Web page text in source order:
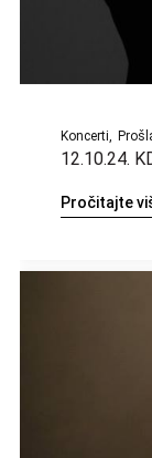
Koncerti
12.10.24.
Pročitajte